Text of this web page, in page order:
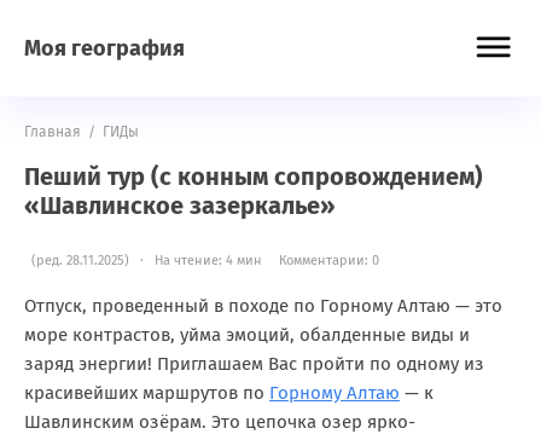
Моя география
Главная / ГИДы
Пеший тур (с конным сопровождением)
«Шавлинское зазеркалье»
(ред. 28.11.2025) · На чтение: 4 мин Комментарии: 0
Отпуск, проведенный в походе по Горному Алтаю — это
море контрастов, уйма эмоций, обалденные виды и
заряд энергии! Приглашаем Вас пройти по одному из
красивейших маршрутов по Горному Алтаю — к
Шавлинским озёрам. Это цепочка озер ярко-